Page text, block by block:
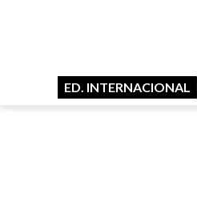
ED. INTERNACIONAL